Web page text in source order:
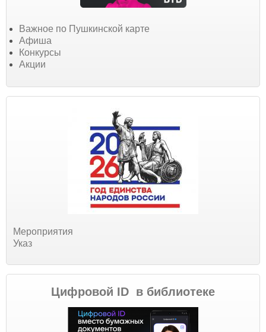
Важное по Пушкинской карте
Афиша
Конкурсы
Акции
Мероприятия
Указ
Цифровой ID в библиотеке